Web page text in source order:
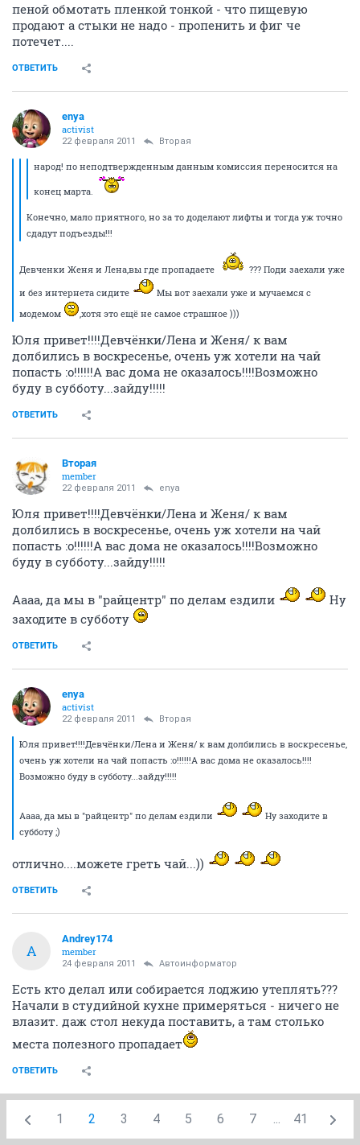
пеной обмотать пленкой тонкой - что пищевую
продают а стыки не надо - пропенить и фиг че
потечет....
ОТВЕТИТЬ
enya
activist
22 февраля 2011 Вторая
народ! по неподтвержденным данным комиссия переносится на
конец марта.
Конечно, мало приятного, но за то доделают лифты и тогда уж точно
сдадут подъезды!!!
Девченки Женя и Лена,вы где пропадаете
??? Поди заехали уже
и без интернета сидите
Мы вот заехали уже и мучаемся с
модемом
,хотя это ещё не самое страшное )))
Юля привет!!!!Девчёнки/Лена и Женя/ к вам
долбились в воскресенье, очень уж хотели на чай
попасть :o!!!!!!А вас дома не оказалось!!!!Возможно
буду в субботу...зайду!!!!!
ОТВЕТИТЬ
Вторая
member
22 февраля 2011 enya
Юля привет!!!!Девчёнки/Лена и Женя/ к вам
долбились в воскресенье, очень уж хотели на чай
попасть :o!!!!!!А вас дома не оказалось!!!!Возможно
буду в субботу...зайду!!!!!
Аааа, да мы в "райцентр" по делам ездили
Ну
заходите в субботу
ОТВЕТИТЬ
enya
activist
22 февраля 2011 Вторая
Юля привет!!!!Девчёнки/Лена и Женя/ к вам долбились в воскресенье,
очень уж хотели на чай попасть :o!!!!!!А вас дома не оказалось!!!!
Возможно буду в субботу...зайду!!!!!
Аааа, да мы в "райцентр" по делам ездили
Ну заходите в
субботу ;)
отлично....можете греть чай...))
ОТВЕТИТЬ
A
Andrey174
member
24 февраля 2011 Автоинформатор
Есть кто делал или собирается лоджию утеплять???
Начали в студийной кухне примеряться - ничего не
влазит. даж стол некуда поставить, а там столько
места полезного пропадает
ОТВЕТИТЬ
1 2 3 4 5 6 7 ... 41